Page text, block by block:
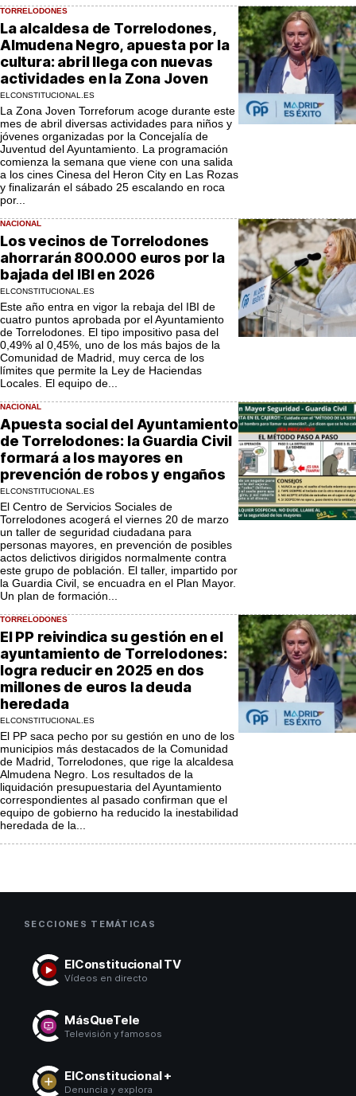
TORRELODONES
La alcaldesa de Torrelodones,
Almudena Negro, apuesta por la
cultura: abril llega con nuevas
actividades en la Zona Joven
ELCONSTITUCIONAL.ES
La Zona Joven Torreforum acoge durante este
mes de abril diversas actividades para niños y
jóvenes organizadas por la Concejalía de
Juventud del Ayuntamiento. La programación
comienza la semana que viene con una salida
a los cines Cinesa del Heron City en Las Rozas
y finalizarán el sábado 25 escalando en roca
por...
NACIONAL
Los vecinos de Torrelodones
ahorrarán 800.000 euros por la
bajada del IBI en 2026
ELCONSTITUCIONAL.ES
Este año entra en vigor la rebaja del IBI de
cuatro puntos aprobada por el Ayuntamiento
de Torrelodones. El tipo impositivo pasa del
0,49% al 0,45%, uno de los más bajos de la
Comunidad de Madrid, muy cerca de los
límites que permite la Ley de Haciendas
Locales. El equipo de...
NACIONAL
Apuesta social del Ayuntamiento
de Torrelodones: la Guardia Civil
formará a los mayores en
prevención de robos y engaños
ELCONSTITUCIONAL.ES
El Centro de Servicios Sociales de
Torrelodones acogerá el viernes 20 de marzo
un taller de seguridad ciudadana para
personas mayores, en prevención de posibles
actos delictivos dirigidos normalmente contra
este grupo de población. El taller, impartido por
la Guardia Civil, se encuadra en el Plan Mayor.
Un plan de formación...
TORRELODONES
El PP reivindica su gestión en el
ayuntamiento de Torrelodones:
logra reducir en 2025 en dos
millones de euros la deuda
heredada
ELCONSTITUCIONAL.ES
El PP saca pecho por su gestión en uno de los
municipios más destacados de la Comunidad
de Madrid, Torrelodones, que rige la alcaldesa
Almudena Negro. Los resultados de la
liquidación presupuestaria del Ayuntamiento
correspondientes al pasado confirman que el
equipo de gobierno ha reducido la inestabilidad
heredada de la...
SECCIONES TEMÁTICAS
ElConstitucional TV
Vídeos en directo
MásQueTele
Televisión y famosos
ElConstitucional +
Denuncia y explora